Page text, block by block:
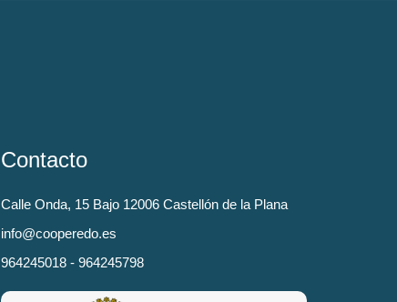
Contacto
Calle Onda, 15 Bajo 12006 Castellón de la Plana
info@cooperedo.es
964245018 - 964245798